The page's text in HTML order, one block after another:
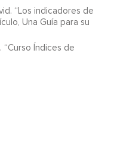
“Los indicadores de
Una Guía para su
“Curso Índices de